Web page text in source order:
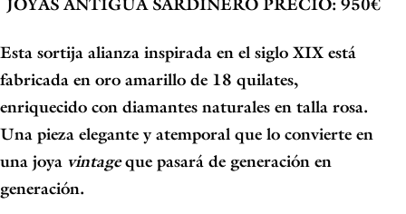
JOYAS ANTIGUA SARDINERO PRECIO: 950€
Esta sortija alianza inspirada en el siglo XIX está
fabricada en oro amarillo de 18 quilates,
enriquecido con diamantes naturales en talla rosa.
Una pieza elegante y atemporal que lo convierte en
una joya vintageque pasará de generación en
generación.